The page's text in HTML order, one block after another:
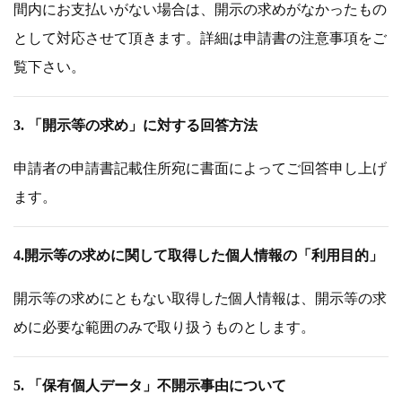
間内にお支払いがない場合は、開示の求めがなかったもの
として対応させて頂きます。詳細は申請書の注意事項をご
覧下さい。
3. 「開示等の求め」に対する回答方法
申請者の申請書記載住所宛に書面によってご回答申し上げ
ます。
4.開示等の求めに関して取得した個人情報の「利用目的」
開示等の求めにともない取得した個人情報は、開示等の求
めに必要な範囲のみで取り扱うものとします。
5. 「保有個人データ」不開示事由について